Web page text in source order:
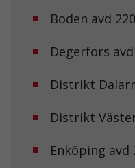
Boden avd 220
Degerfors
Distrikt
Distrikt
Enköping avd